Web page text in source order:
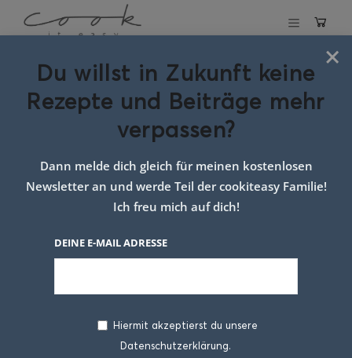
Mohnnudeln
20. MÄRZ 2023
Endlich: hier kommen meine
×
Du willst in Zukunft keine
Rezepte und Beiträge mehr
verpassen?
Dann melde dich gleich für meinen kostenlosen
Newsletter an und werde Teil der cookiteasy Familie!
Ich freu mich auf dich!
DEINE E-MAIL ADRESSE
Hiermit akzeptierst du unsere
Datenschutzerklärung.